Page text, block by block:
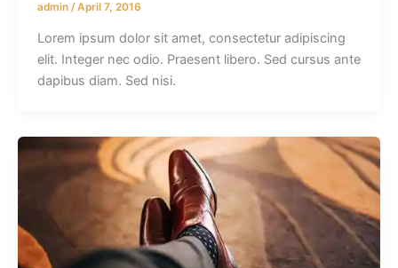
admin /April 7, 2016
Lorem ipsum dolor sit amet, consectetur adipiscing
elit. Integer nec odio. Praesent libero. Sed cursus ante
dapibus diam. Sed nisi.